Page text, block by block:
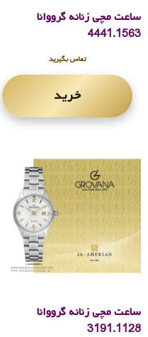
ساعت مچی زنانه گرووانا
4441.1563
تماس بگیرید
خرید
ساعت مچی زنانه گرووانا
3191.1128